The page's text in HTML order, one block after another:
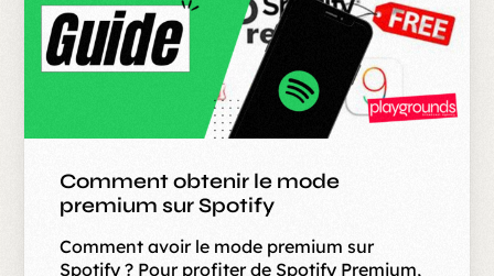
Comment obtenir le mode
premium sur Spotify
Comment avoir le mode premium sur
Spotify ? Pour profiter de Spotify Premium,